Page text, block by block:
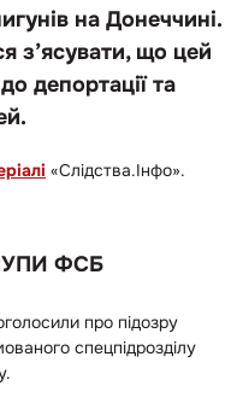
на Донеччині.
з’ясувати, що цей
депортації та
«Слідства.Інфо».
ФСБ
про підозру
спецпідрозділу